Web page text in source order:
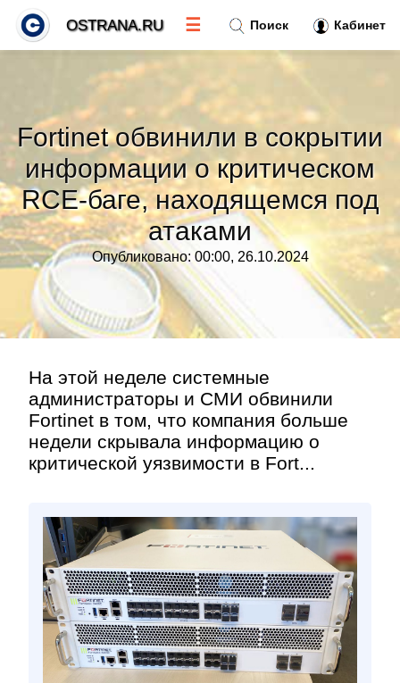
Fortinet обвинили в сокрытии
информации о критическом
RCE-баге, находящемся под
атаками
Опубликовано: 00:00, 26.10.2024
На этой неделе системные
администраторы и СМИ обвинили
Fortinet в том, что компания больше
недели скрывала информацию о
критической уязвимости в Fort...
Поиск Кабинет
OSTRANA.RU ☰
Тренды новостей »
Рубрики»
Правила»
Контакт»